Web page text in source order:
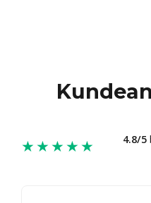
★★★★★ 4.8/5